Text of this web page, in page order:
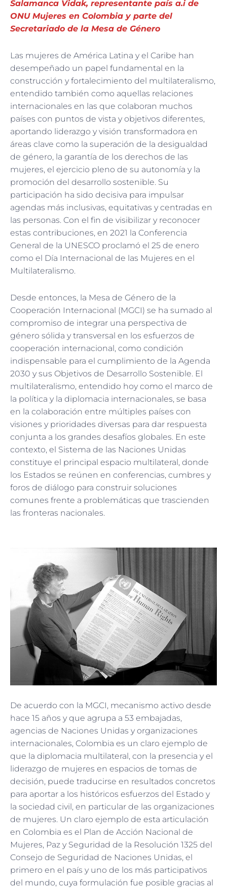
Salamanca Vidak, representante país a.i de
ONU Mujeres en Colombia y parte del
Secretariado de la Mesa de Género
Las mujeres de América Latina y el Caribe han
desempeñado un papel fundamental en la
construcción y fortalecimiento del multilateralismo,
entendido también como aquellas relaciones
internacionales en las que colaboran muchos
países con puntos de vista y objetivos diferentes,
aportando liderazgo y visión transformadora en
áreas clave como la superación de la desigualdad
de género, la garantía de los derechos de las
mujeres, el ejercicio pleno de su autonomía y la
promoción del desarrollo sostenible. Su
participación ha sido decisiva para impulsar
agendas más inclusivas, equitativas y centradas en
las personas. Con el fin de visibilizar y reconocer
estas contribuciones, en 2021 la Conferencia
General de la UNESCO proclamó el 25 de enero
como el Día Internacional de las Mujeres en el
Multilateralismo.
Desde entonces, la Mesa de Género de la
Cooperación Internacional (MGCI) se ha sumado al
compromiso de integrar una perspectiva de
género sólida y transversal en los esfuerzos de
cooperación internacional, como condición
indispensable para el cumplimiento de la Agenda
2030 y sus Objetivos de Desarrollo Sostenible. El
multilateralismo, entendido hoy como el marco de
la política y la diplomacia internacionales, se basa
en la colaboración entre múltiples países con
visiones y prioridades diversas para dar respuesta
conjunta a los grandes desafíos globales. En este
contexto, el Sistema de las Naciones Unidas
constituye el principal espacio multilateral, donde
los Estados se reúnen en conferencias, cumbres y
foros de diálogo para construir soluciones
comunes frente a problemáticas que trascienden
las fronteras nacionales.
De acuerdo con la MGCI, mecanismo activo desde
hace 15 años y que agrupa a 53 embajadas,
agencias de Naciones Unidas y organizaciones
internacionales, Colombia es un claro ejemplo de
que la diplomacia multilateral, con la presencia y el
liderazgo de mujeres en espacios de tomas de
decisión, puede traducirse en resultados concretos
para aportar a los históricos esfuerzos del Estado y
la sociedad civil, en particular de las organizaciones
de mujeres. Un claro ejemplo de esta articulación
en Colombia es el Plan de Acción Nacional de
Mujeres, Paz y Seguridad de la Resolución 1325 del
Consejo de Seguridad de Naciones Unidas, el
primero en el país y uno de los más participativos
del mundo, cuya formulación fue posible gracias al